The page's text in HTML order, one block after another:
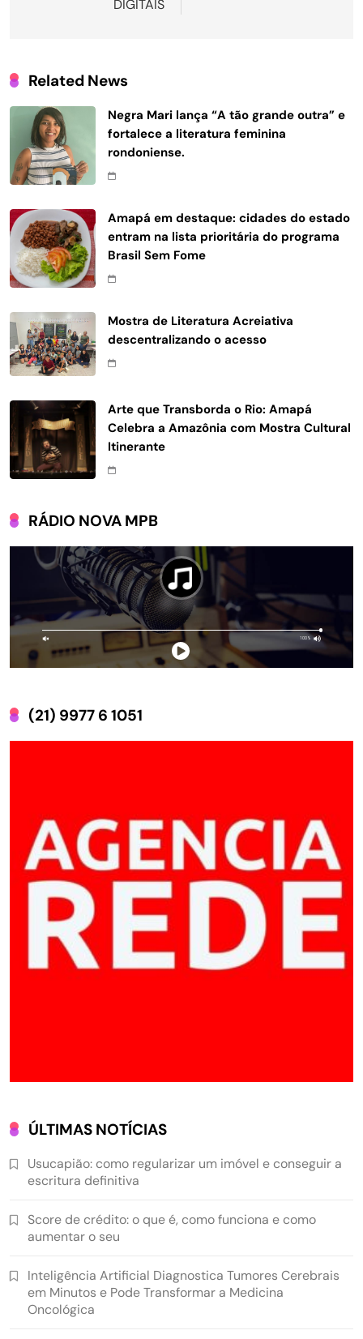
DIGITAIS
Related News
Negra Mari lança “A tão grande outra” e
fortalece a literatura feminina
rondoniense.
Amapá em destaque: cidades do estado
entram na lista prioritária do programa
Brasil Sem Fome
Mostra de Literatura Acreiativa
descentralizando o acesso
Arte que Transborda o Rio: Amapá
Celebra a Amazônia com Mostra Cultural
Itinerante
RÁDIO NOVA MPB
(21) 9977 6 1051
ÚLTIMAS NOTÍCIAS
Usucapião: como regularizar um imóvel e conseguir a
escritura definitiva
Score de crédito: o que é, como funciona e como
aumentar o seu
Inteligência Artificial Diagnostica Tumores Cerebrais
em Minutos e Pode Transformar a Medicina
Oncológica